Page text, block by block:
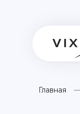
Главная